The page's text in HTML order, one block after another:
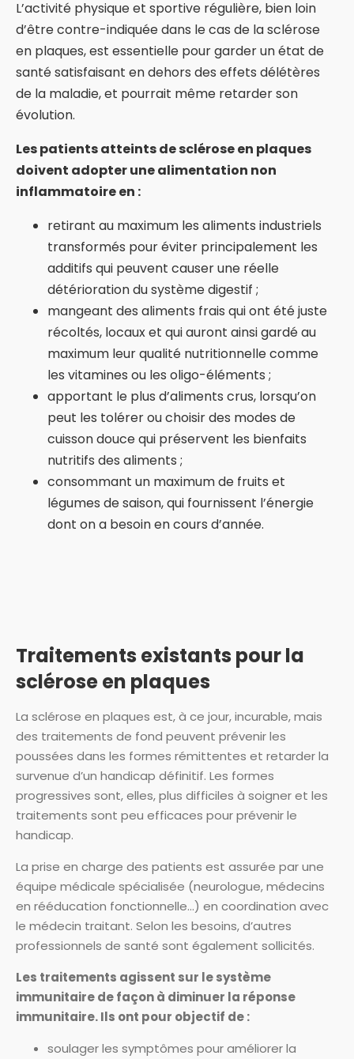
L’activité physique et sportive régulière, bien loin
d’être contre-indiquée dans le cas de la sclérose
en plaques, est essentielle pour garder un état de
santé satisfaisant en dehors des effets délétères
de la maladie, et pourrait même retarder son
évolution.
Les patients atteints de sclérose en plaques
doivent adopter une alimentation non
inflammatoire en :
retirant au maximum les aliments industriels
transformés pour éviter principalement les
additifs qui peuvent causer une réelle
détérioration du système digestif ;
mangeant des aliments frais qui ont été juste
récoltés, locaux et qui auront ainsi gardé au
maximum leur qualité nutritionnelle comme
les vitamines ou les oligo-éléments ;
apportant le plus d’aliments crus, lorsqu’on
peut les tolérer ou choisir des modes de
cuisson douce qui préservent les bienfaits
nutritifs des aliments ;
consommant un maximum de fruits et
légumes de saison, qui fournissent l’énergie
dont on a besoin en cours d’année.
Traitements existants pour la
sclérose en plaques
La sclérose en plaques est, à ce jour, incurable, mais
des traitements de fond peuvent prévenir les
poussées dans les formes rémittentes et retarder la
survenue d’un handicap définitif. Les formes
progressives sont, elles, plus difficiles à soigner et les
traitements sont peu efficaces pour prévenir le
handicap.
La prise en charge des patients est assurée par une
équipe médicale spécialisée (neurologue, médecins
en rééducation fonctionnelle…) en coordination avec
le médecin traitant. Selon les besoins, d’autres
professionnels de santé sont également sollicités.
Les traitements agissent sur le système
immunitaire de façon à diminuer la réponse
immunitaire. Ils ont pour objectif de :
soulager les symptômes pour améliorer la